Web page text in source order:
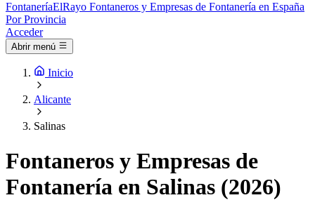
FontaneríaElRayo Fontaneros y Empresas de Fontanería en España
Por Provincia
Acceder
Abrir menú
Inicio
Alicante
Salinas
Fontaneros y Empresas de
Fontanería en Salinas (2026)